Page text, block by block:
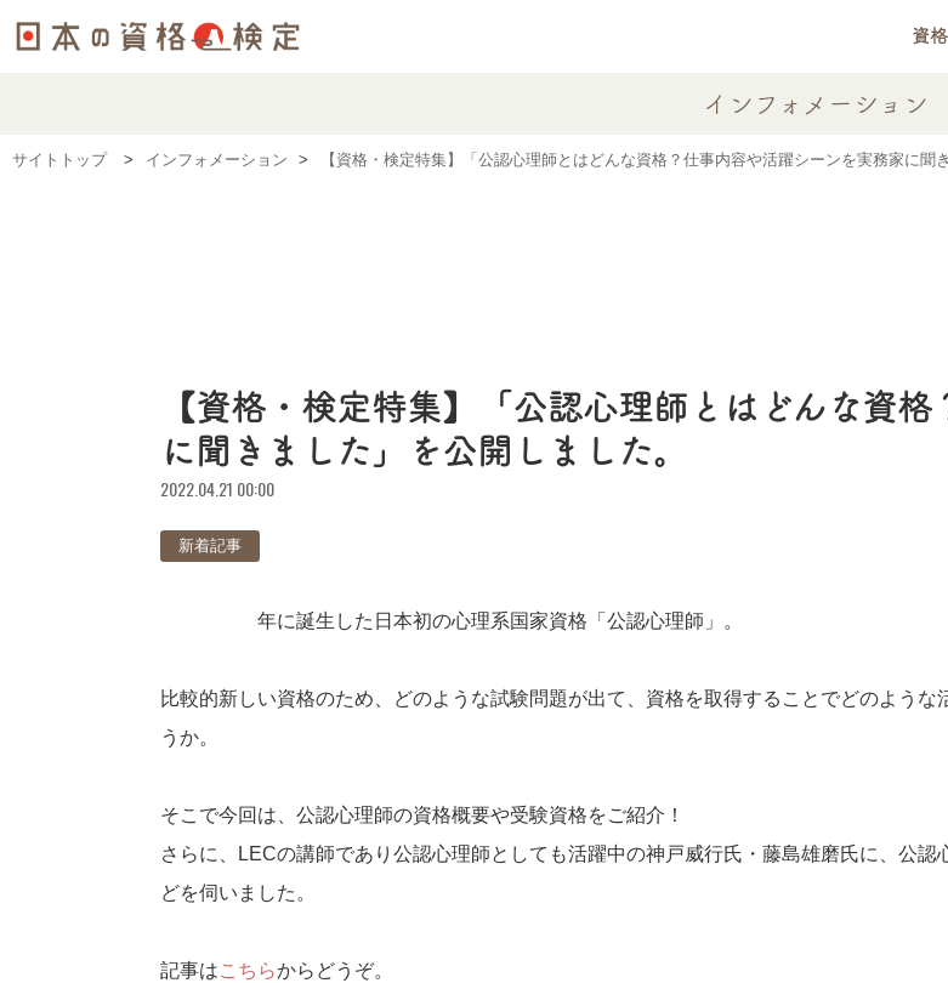
資
インフォメーション
サイトトップ インフォメーション 【資格・検定特集】「公認心理師とはどんな資格？仕事内容や活躍シーンを実務家に聞
【資格・検定特集】「公認心理師とはどんな資
に聞きました」を公開しました。
2022.04.21 00:00
新着記事
2017年に誕生した日本初の心理系国家資格「公認心理師」。
比較的新しい資格のため、どのような試験問題が出て、資格を取得することでどのよう
うか。
そこで今回は、公認心理師の資格概要や受験資格をご紹介！
さらに、LECの講師であり公認心理師としても活躍中の神戸威行氏・藤島雄磨氏に、公
どを伺いました。
記事はこちらからどうぞ。